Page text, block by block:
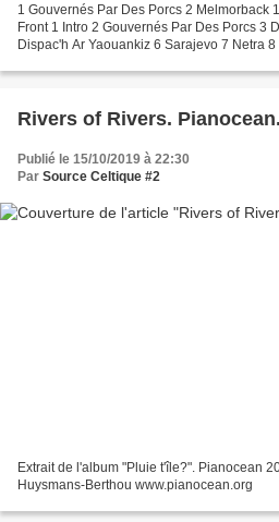
1 Gouvernés Par Des Porcs 2 Melmorback
Front 1 Intro 2 Gouvernés Par Des Porcs 3
Dispac'h Ar Yaouankiz 6 Sarajevo 7 Netra
Rivers of Rivers. Pianocean.
Publié le 15/10/2019 à 22:30
Par Source Celtique #2
Extrait de l'album "Pluie t'île?". Pianocean
Huysmans-Berthou www.pianocean.org